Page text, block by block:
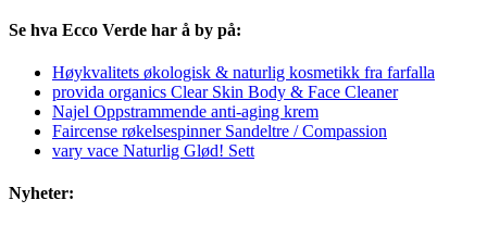
Se hva Ecco Verde har å by på:
Høykvalitets økologisk & naturlig kosmetikk fra farfalla
provida organics Clear Skin Body & Face Cleaner
Najel Oppstrammende anti-aging krem
Faircense røkelsespinner Sandeltre / Compassion
vary vace Naturlig Glød! Sett
Nyheter: